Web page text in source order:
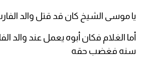
يا موسى الشيخ كان قد قتل والد
أما الغلام فكان أبوه يعمل عند والد
سنه فغضب حقه